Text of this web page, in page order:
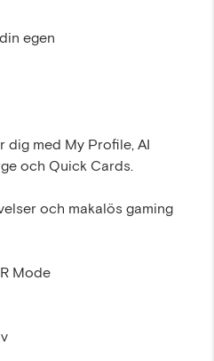
egen
dig med My Profile, AI
och Quick Cards.
och makalös gaming
Mode